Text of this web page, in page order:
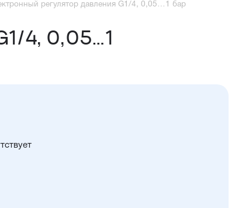
регулятор давления G1/4, 0,05…1 бар
4, 0,05…1